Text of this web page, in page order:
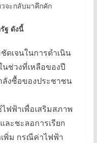
จะกลับมาคึกคัก
ฐ ดังนี้
ดเจนในการดำเนิน
นช่วงที่เหลือของปี
ลังซื้อของประชาชน
ฟฟ้าเพื่อเสริมสภาพ
ะชะลอการเรียก
เพิ่ม กรณีค่าไฟฟ้า